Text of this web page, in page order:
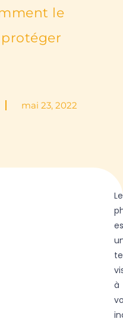
le
protéger
mai 23, 2022
Le
à